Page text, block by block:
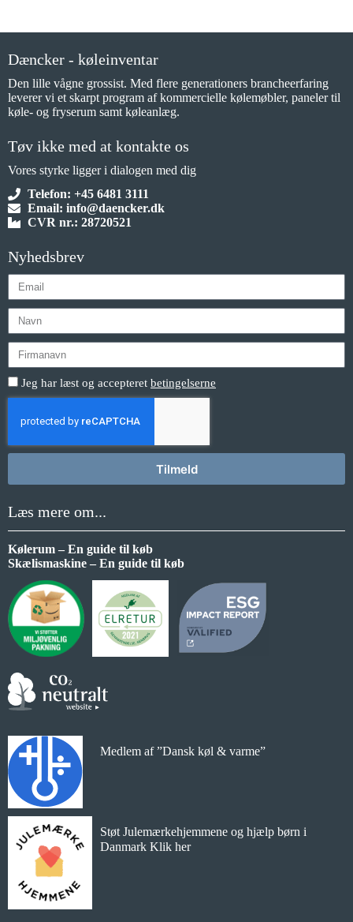
Dæncker - køleinventar
Den lille vågne grossist. Med flere generationers brancheerfaring
leverer vi et skarpt program af kommercielle kølemøbler, paneler til
køle- og fryserum samt køleanlæg.
Tøv ikke med at kontakte os
Vores styrke ligger i dialogen med dig
Telefon: +45 6481 3111
Email: info@daencker.dk
CVR nr.: 28720521
Nyhedsbrev
Jeg har læst og accepteret betingelserne
Tilmeld
Læs mere om...
Kølerum – En guide til køb
Skælismaskine – En guide til køb
Medlem af ”Dansk køl & varme”
Støt Julemærkehjemmene og hjælp børn i
Danmark Klik her